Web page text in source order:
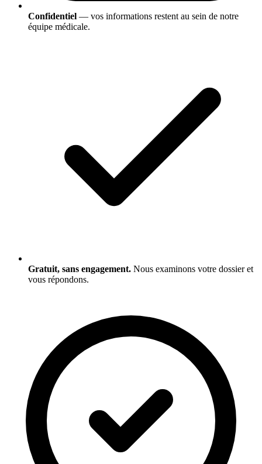
Confidentiel — vos informations restent au sein de notre
équipe médicale.
Gratuit, sans engagement. Nous examinons votre dossier et
vous répondons.